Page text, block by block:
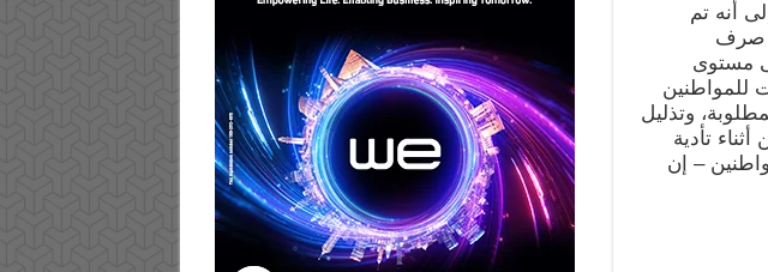
أنه تم
صرف
مستوى
للمواطنين
وتذليل
تأدية
– إن